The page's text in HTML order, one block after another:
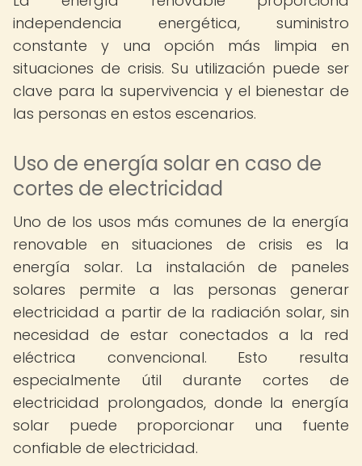
independencia energética, suministro
constante y una opción más limpia en
situaciones de crisis. Su utilización puede ser
clave para la supervivencia y el bienestar de
las personas en estos escenarios.
Uso de energía solar en caso de
cortes de electricidad
Uno de los usos más comunes de la energía
renovable en situaciones de crisis es la
energía solar. La instalación de paneles
solares permite a las personas generar
electricidad a partir de la radiación solar, sin
necesidad de estar conectados a la red
eléctrica convencional. Esto resulta
especialmente útil durante cortes de
electricidad prolongados, donde la energía
solar puede proporcionar una fuente
confiable de electricidad.